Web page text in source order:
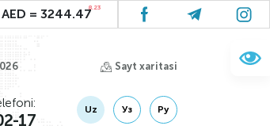
AED = 3244.478.23
Sayt xaritasi
17
Uz Уз Ру